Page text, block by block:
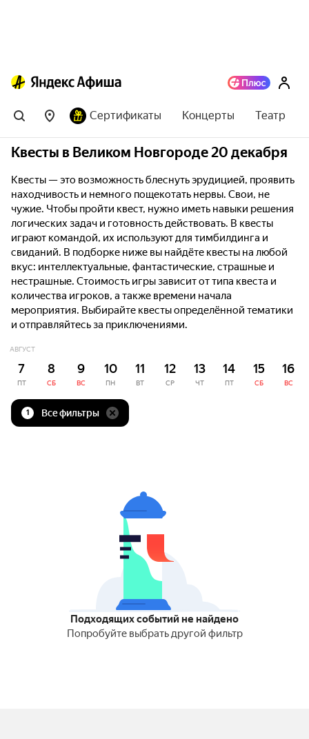
Сертификаты Концерты Театр
Квесты в Великом Новгороде 20 декабря
Квесты — это возможность блеснуть эрудицией, проявить
находчивость и немного пощекотать нервы. Свои, не
чужие. Чтобы пройти квест, нужно иметь навыки решения
логических задач и готовность действовать. В квесты
играют командой, их используют для тимбилдинга и
свиданий. В подборке ниже вы найдёте квесты на любой
вкус: интеллектуальные, фантастические, страшные и
нестрашные. Стоимость игры зависит от типа квеста и
количества игроков, а также времени начала
мероприятия. Выбирайте квесты определённой тематики
и отправляйтесь за приключениями.
АВГУСТ
7
ПТ
8
СБ
9
ВС
10
ПН
11
ВТ
12
СР
13
ЧТ
14
ПТ
15
СБ
16
ВС
1 Все фильтры
Подходящих событий не найдено
Попробуйте выбрать другой фильтр